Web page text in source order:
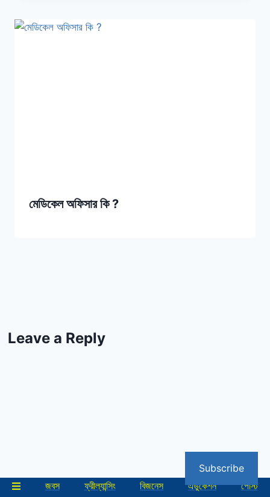
মেডিকেল অফিসার কি ?
Leave a Reply
জবস ফ্রীল্যান্সিং বিজনেস এডুকেশন পোস্ট
Subscribe